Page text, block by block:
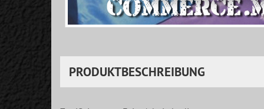
PRODUKTBESCHREIBUNG